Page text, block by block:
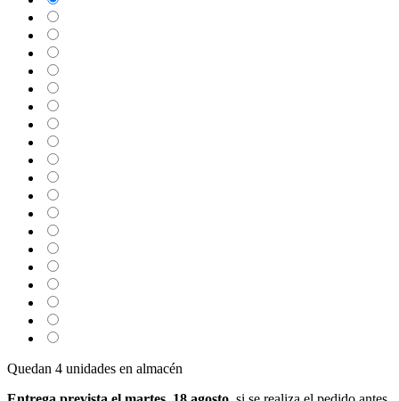
Quedan 4 unidades en almacén